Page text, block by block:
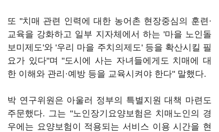
또 "치매 관련 인력에 대한 농어촌 현장중심의 훈련·
교육을 강화하고 일부 지자체에서 하는 '마을 노인돌
보미제도'와 '우리 마을 주치의제도' 등을 확산시킬 필
요가 있다"며 "도시에 사는 자녀들에게도 치매에 대
한 이해와 관리·예방 등을 교육시켜야 한다" 말했다.
박 연구위원은 아울러 정부의 특별지원 대책 마련도
주문했다. 그는 "노인장기요양보험은 치매노인의 경
우에는 요양보험이 적용되는 서비스 이용 시간을 현